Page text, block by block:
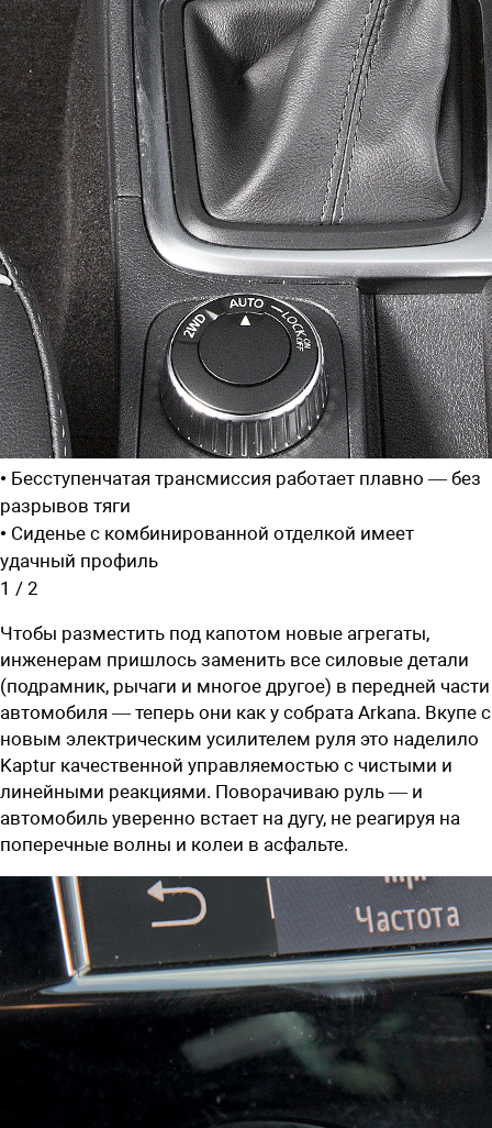
• Бесступенчатая трансмиссия работает плавно — без
разрывов тяги
• Сиденье с комбинированной отделкой имеет
удачный профиль
1 / 2
Чтобы разместить под капотом новые агрегаты,
инженерам пришлось заменить все силовые детали
(подрамник, рычаги и многое другое) в передней части
автомобиля — теперь они как у собрата Arkana. Вкупе с
новым электрическим усилителем руля это наделило
Kaptur качественной управляемостью с чистыми и
линейными реакциями. Поворачиваю руль — и
автомобиль уверенно встает на дугу, не реагируя на
поперечные волны и колеи в асфальте.